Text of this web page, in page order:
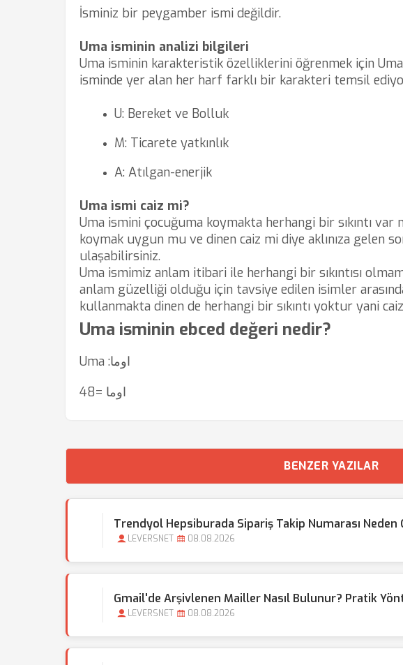
İsminiz bir peygamber ismi değildir.
Uma isminin analizi bilgileri
Uma isminin karakteristik özelliklerini öğrenmek için Uma
isminde yer alan her harf farklı bir karakteri temsil
U: Bereket ve Bolluk
M: Ticarete yatkınlık
A: Atılgan-enerjik
Uma ismi caiz mi?
Uma ismini çocuğuma koymakta herhangi bir sıkıntı var
koymak uygun mu ve dinen caiz mi diye aklınıza gelen
ulaşabilirsiniz.
Uma ismimiz anlam itibari ile herhangi bir sıkıntısı
anlam güzelliği olduğu için tavsiye edilen isimler
kullanmakta dinen de herhangi bir sıkıntı yoktur yani
Uma isminin ebced değeri nedir?
Uma :اوما
اوما =48
BENZER YAZILAR
Trendyol Hepsiburada Sipariş Takip Numarası
LEVERSNET 08.08.2026
Gmail'de Arşivlenen Mailler Nasıl Bulunur? Pratik
LEVERSNET 08.08.2026